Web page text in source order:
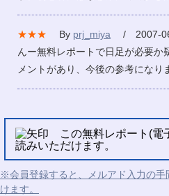
★★★ By prj_miya
/ 2007-
んー無料レポートで日足が必要か
メントがあり、今後の参考になり
この無料レポート(電
読みいただけます。
※会員登録すると、メルアド入力の
けます。